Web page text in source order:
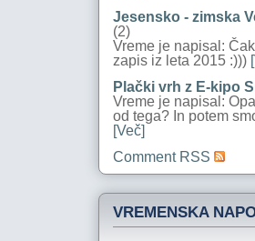
Jesensko - zimska
(2)
Vreme je napisal:
zapis iz leta 2015 :)))
Plački vrh z E-kipo
Vreme je napisal:
od tega? In potem
[Več]
Comment RSS
VREMENSKA